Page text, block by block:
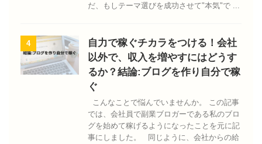
だ、もしテーマ選びを成功させて"本気"で ...
4
自力で稼ぐチカラをつける！会社
以外で、収入を増やすにはどうす
るか？結論:ブログを作り自分で稼
ぐ
こんなことで悩んでいませんか。 この記事
では、会社員で副業ブロガーである私のブロ
グを始めて稼げるようになったことを元に記
事にしました。 同じように、会社からの給